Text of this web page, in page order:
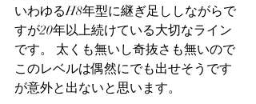
いわゆるH8年型に継ぎ足ししながらで
すが20年以上続けている大切なライン
です。 太くも無いし奇抜さも無いので
このレベルは偶然にでも出せそうです
が意外と出ないと思います。